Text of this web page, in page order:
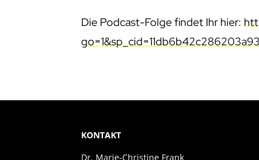
Die Podcast-Folge findet Ihr hier:
KONTAKT
Dr. Marie-Christine Frank